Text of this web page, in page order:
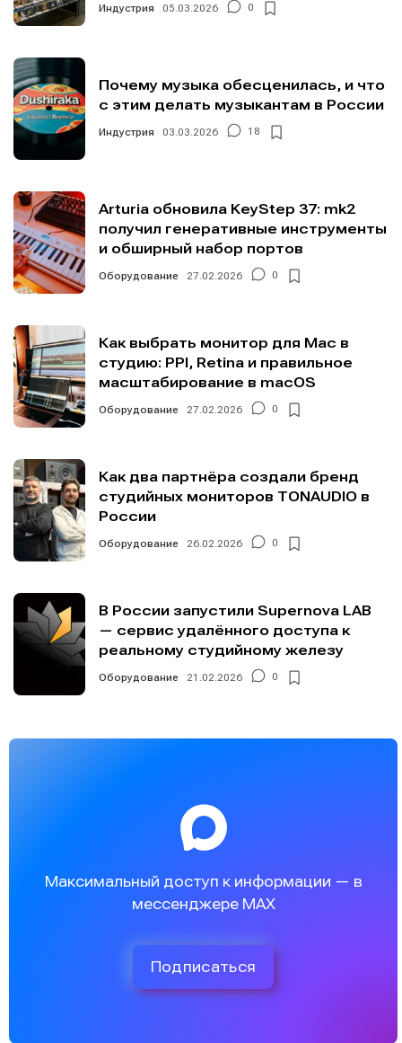
Индустрия 05.03.2026 0
Почему музыка обесценилась, и что
с этим делать музыкантам в России
Индустрия 03.03.2026 18
Arturia обновила KeyStep 37: mk2
получил генеративные инструменты
и обширный набор портов
Оборудование 27.02.2026 0
Как выбрать монитор для Mac в
студию: PPI, Retina и правильное
масштабирование в macOS
Оборудование 27.02.2026 0
Как два партнёра создали бренд
студийных мониторов TONAUDIO в
России
Оборудование 26.02.2026 0
В России запустили Supernova LAB
— сервис удалённого доступа к
реальному студийному железу
Оборудование 21.02.2026 0
Максимальный доступ к информации — в
мессенджере MAX
Подписаться